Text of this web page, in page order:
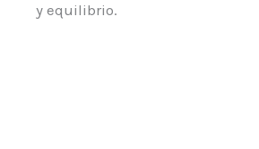
y equilibrio.